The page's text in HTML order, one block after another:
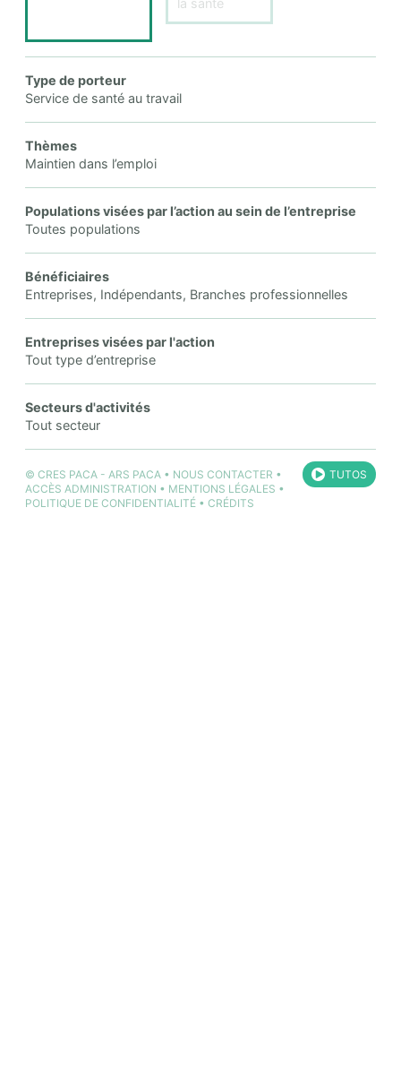
la santé
Type de porteur
Service de santé au travail
Thèmes
Maintien dans l’emploi
Populations visées par l’action au sein de l’entreprise
Toutes populations
Bénéficiaires
Entreprises, Indépendants, Branches professionnelles
Entreprises visées par l'action
Tout type d’entreprise
Secteurs d'activités
Tout secteur
©CRES PACA -ARS PACA • NOUS CONTACTER •
ACCÈS ADMINISTRATION • MENTIONS LÉGALES •
POLITIQUE DE CONFIDENTIALITÉ •CRÉDITS
TUTOS